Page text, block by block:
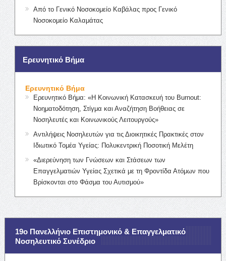
Από το Γενικό Νοσοκομείο Καβάλας προς Γενικό
Νοσοκομείο Καλαμάτας
Ερευνητικό Βήμα
Ερευνητικό Βήμα
Ερευνητικό Βήμα: «Η Κοινωνική Κατασκευή του Burnout:
Νοηματοδότηση, Στίγμα και Αναζήτηση Βοήθειας σε
Νοσηλευτές και Κοινωνικούς Λειτουργούς»
Αντιλήψεις Νοσηλευτών για τις Διοικητικές Πρακτικές στον
Ιδιωτικό Τομέα Υγείας: Πολυκεντρική Ποσοτική Μελέτη
«Διερεύνηση των Γνώσεων και Στάσεων των
Επαγγελματιών Υγείας Σχετικά με τη Φροντίδα Ατόμων που
Βρίσκονται στο Φάσμα του Αυτισμού»
19ο Πανελλήνιο Επιστημονικό & Επαγγελματικό
Νοσηλευτικό Συνέδριο